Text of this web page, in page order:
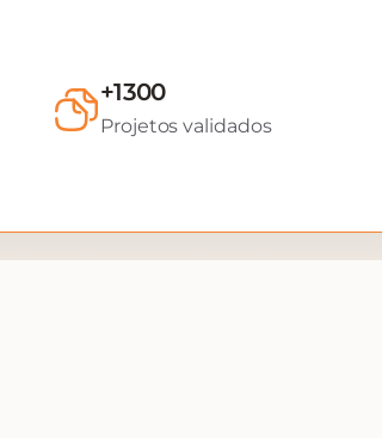
+1300
Projetos validados